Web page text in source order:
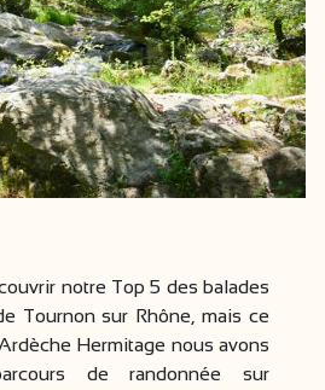
notre Top 5 des balades
Tournon sur Rhône, mais ce
Hermitage nous avons
de randonnée sur